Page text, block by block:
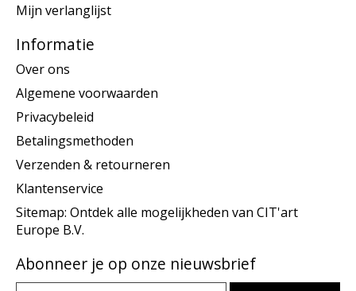
Mijn verlanglijst
Informatie
Over ons
Algemene voorwaarden
Privacybeleid
Betalingsmethoden
Verzenden & retourneren
Klantenservice
Sitemap: Ontdek alle mogelijkheden van CIT'art
Europe B.V.
Abonneer je op onze nieuwsbrief